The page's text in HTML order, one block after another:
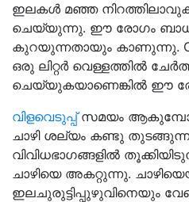
ഇലകൾ മഞ്ഞ
ചെയ്യുന്നു. ഈ രോഗം
കുറയുന്നതായും കാണുന്നു.
ഒരു ലിറ്റർ വെള്ളത്തിൽ
ചെയ്യുകയാണെങ്കിൽ ഈ
വിളവെടുപ്പ്സമയം
ചാഴി ശല്യം കണ്ടു
വിവിധഭാഗങ്ങളിൽ
ചാഴിയെ അകറ്റുന്നു.
ഇലചുരുട്ടിപ്പുഴുവിനെയും